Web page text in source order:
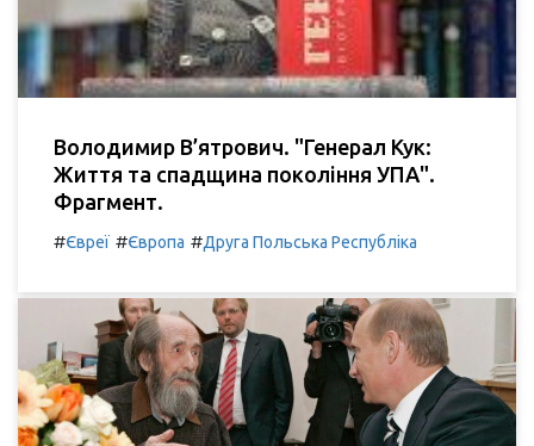
Володимир В’ятрович. "Генерал Кук:
Життя та спадщина покоління УПА".
Фрагмент.
#Євреї #Європа #Друга Польська Республіка